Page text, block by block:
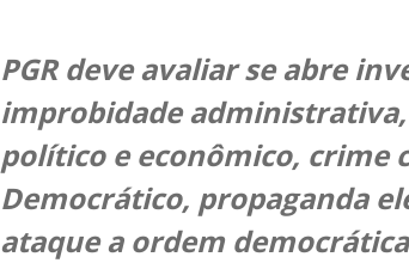
PGR deve avaliar se abre
improbidade
político e econômico, crime
Democrático, propaganda
ataque a ordem democrática